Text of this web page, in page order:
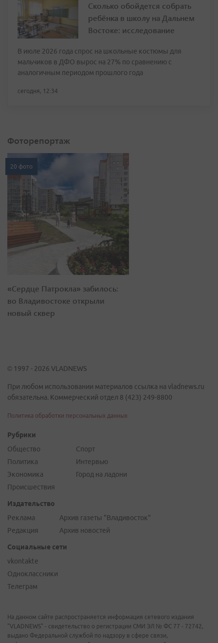
Сколько обойдется собрать
ребёнка в школу на Дальнем
Востоке: исследование
В июле 2026 года спрос на школьные костюмы для
мальчиков в ДФО вырос на 27% по сравнению с
аналогичным периодом прошлого года
сегодня, 12:34
Фоторепортаж
20 фото
«Сердце Патрокла» забилось:
во Владивостоке открыли
новый сквер
© 1997 - 2026 VLADNEWS
При любом использовании материалов ссылка на vladnews.ru
обязательна. Коммерческий отдел 8 (423) 249-8800
Политика обработки персональных данных
Рубрики
Общество
Политика
Экономика
Происшествия
Спорт
Интервью
Город на ладони
Издательство
Реклама
Редакция
Архив газеты "Владивосток"
Архив новостей
Социальные сети
vkontakte
Одноклассники
Телеграм
На данном сайте распространяется информация сетевого издания
"VLADNEWS" - свидетельство о регистрации СМИ ЭЛ № ФС 77 - 72742,
выдано Федеральной службой по надзору в сфере связи,